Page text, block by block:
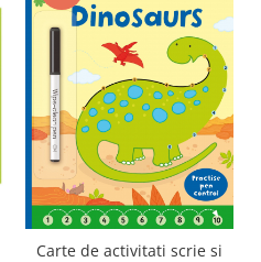
Carte de activitati scrie si